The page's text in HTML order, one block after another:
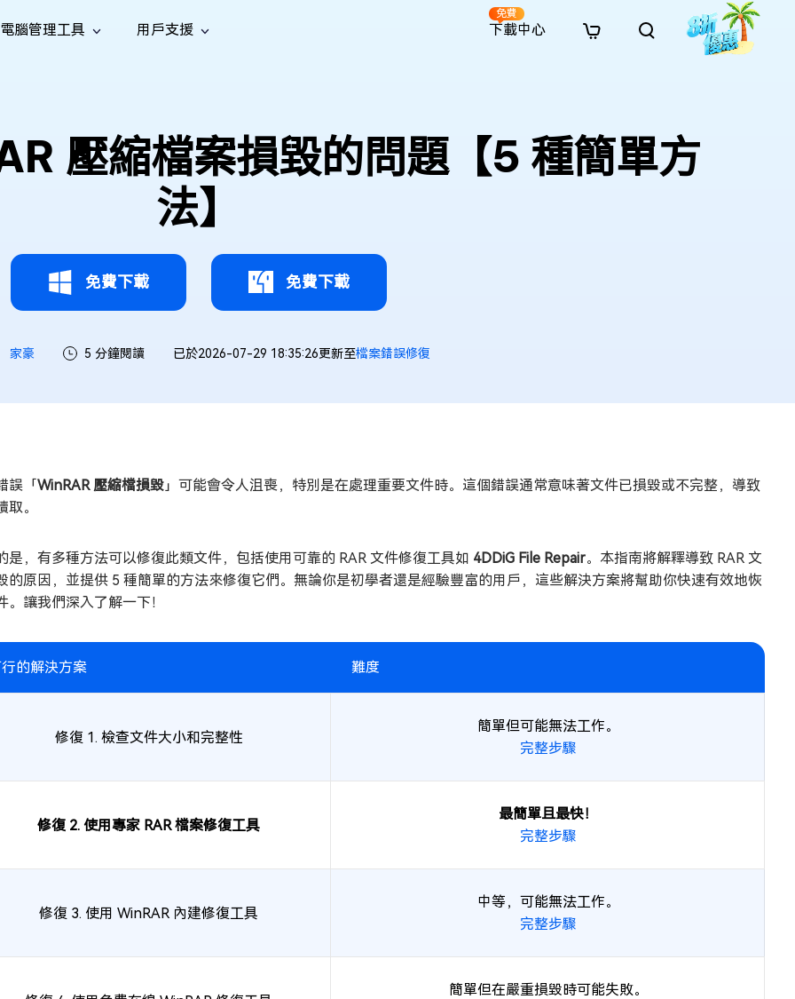
資料恢復
資料
LINE 資料恢復
無需備份復原 LINE 聊天記錄
· USB 隨身碟救援
· 資源回收桶救援
· 資料救援
· Office 檔案救援
影片修
復
照片修
復
復
線上照片修復
線上檔案修復
· 電影感 AI 影像提示詞
· 動漫轉真實風格提示詞
電腦管理工具
重複檔案
全新
Dll Fixer
修復 Windows 中的所有 DLL 錯誤
Email Repair
修復損毀的 PST/OST 檔案
· 硬碟對拷
· 優化 Mac 速度
· 擴充 C 槽
· 釋放磁碟空間
用戶支援
心
下載中心
免費
壓縮檔案損毀的問題【5 種簡單方
法】
免費下載 免費下載
家豪 5 分鐘閱讀 已於2026-07-29 18:35:26更新至檔案錯誤修復
誤「WinRAR 壓縮檔損毀」可能會令人沮喪，特別是在處理重要文件時。這個錯誤通常意味著文件已損毀或不完整，導致
取。
是，有多種方法可以修復此類文件，包括使用可靠的 RAR 文件修復工具如 4DDiG File Repair。本指南將解釋導致 RAR 文
的原因，並提供 5 種簡單的方法來修復它們。無論你是初學者還是經驗豐富的用戶，這些解決方案將幫助你快速有效地恢
。讓我們深入了解一下！
的解決方案 難度
修復 1. 檢查文件大小和完整性
簡單但可能無法工作。
完整步驟
修復 2. 使用專家 RAR 檔案修復工具
最簡單且最快！
完整步驟
修復 3. 使用 WinRAR 內建修復工具
中等，可能無法工作。
完整步驟
簡單但在嚴重損毀時可能失敗。